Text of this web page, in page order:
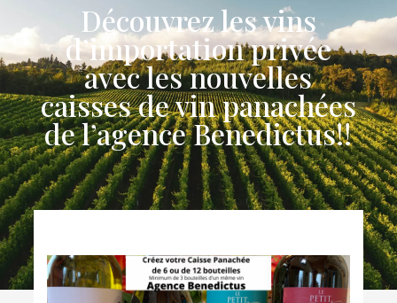
Découvrez les vins
d’importation privée
avec les nouvelles
caisses de vin panachées
de l’agence Benedictus!!